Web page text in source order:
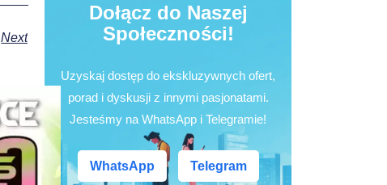
Dołącz do Naszej
Społeczności!
Uzyskaj dostęp do ekskluzywnych ofert,
porad i dyskusji z innymi pasjonatami.
Jesteśmy na WhatsApp i Telegramie!
WhatsApp Telegram
Next